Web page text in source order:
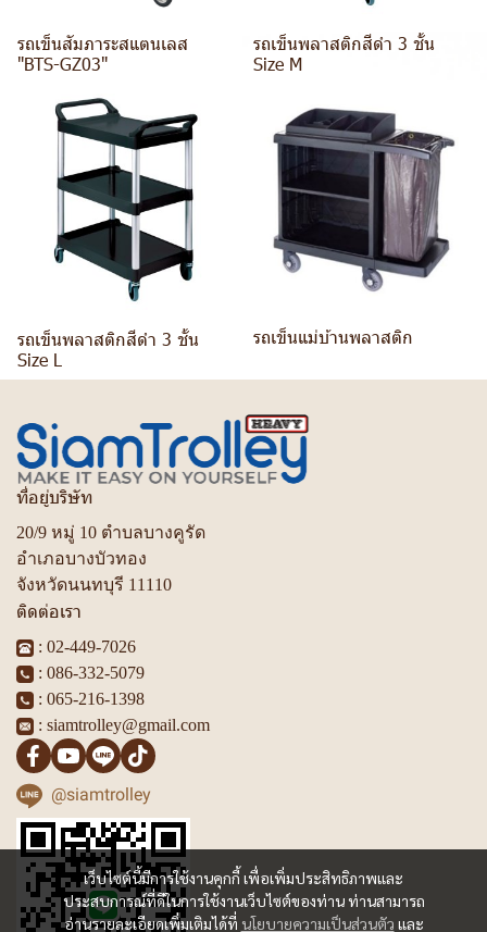
รถเข็นสัมภาระสแตนเลส
"BTS-GZ03"
รถเข็นพลาสติกสีดำ 3 ชั้น
Size M
รถเข็นพลาสติกสีดำ 3 ชั้น
Size L
รถเข็นแม่บ้านพลาสติก
เว็บไซต์นี้มีการใช้งานคุกกี้ เพื่อเพิ่มประสิทธิภาพและ
ประสบการณ์ที่ดีในการใช้งานเว็บไซต์ของท่าน ท่านสามารถ
อ่านรายละเอียดเพิ่มเติมได้ที่ นโยบายความเป็นส่วนตัว และ
ที่อยู่บริษัท
20/9 หมู่ 10 ตำบลบางคูรัด
อำเภอบางบัวทอง
จังหวัดนนทบุรี 11110
ติดต่อเรา
: 02-449-7026
: 086-332-5079
: 065-216-1398
: siamtrolley@gmail.com
@siamtrolley